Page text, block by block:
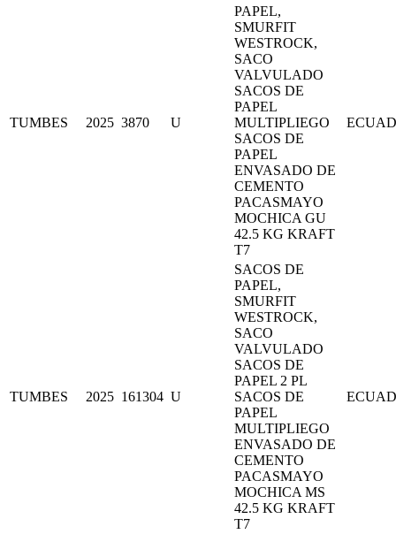
TUMBES 2025 3870 U
PAPEL,
SMURFIT
WESTROCK,
SACO
VALVULADO
SACOS DE
PAPEL
MULTIPLIEGO
SACOS DE
PAPEL
ENVASADO DE
CEMENTO
PACASMAYO
MOCHICA GU
42.5 KG KRAFT
T7
TUMBES 2025 161304 U
SACOS DE
PAPEL,
SMURFIT
WESTROCK,
SACO
VALVULADO
SACOS DE
PAPEL 2 PL
SACOS DE
PAPEL
MULTIPLIEGO
ENVASADO DE
CEMENTO
PACASMAYO
MOCHICA MS
42.5 KG KRAFT
T7